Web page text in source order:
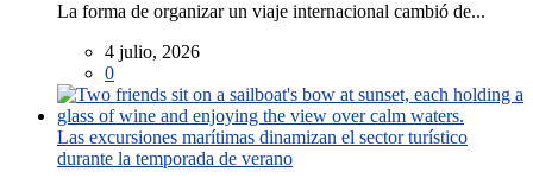
La forma de organizar un viaje internacional cambió de...
4 julio, 2026
0
Las excursiones marítimas dinamizan el sector turístico
durante la temporada de verano